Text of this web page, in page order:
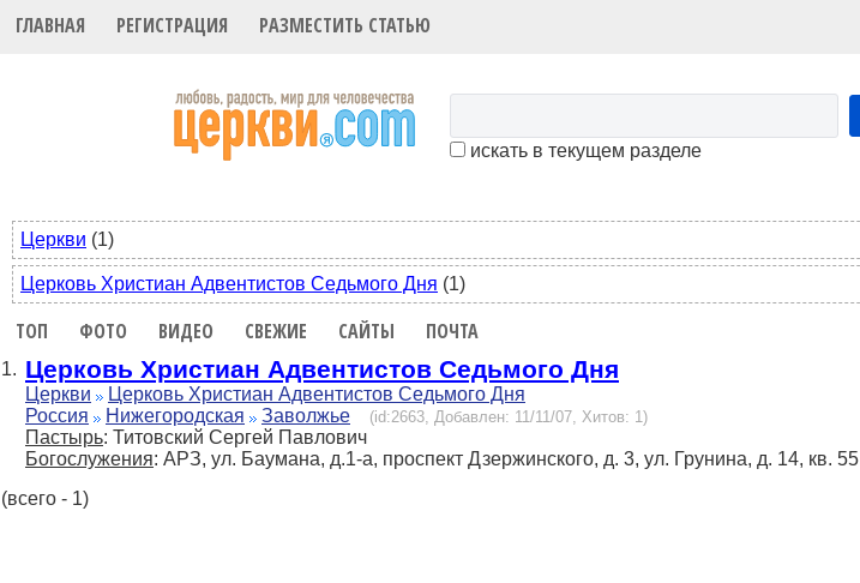
ГЛАВНАЯ РЕГИСТРАЦИЯ РАЗМЕСТИТЬ СТАТЬЮ
искать в текущем разделе
Церкви (1)
Церковь Христиан Адвентистов Седьмого Дня (1)
ТОП ФОТО ВИДЕО СВЕЖИЕ САЙТЫ ПОЧТА
1. Церковь Христиан Адвентистов Седьмого Дня
Церкви
Церковь Христиан Адвентистов Седьмого Дня
Россия
Нижегородская Заволжье (id:2663, Добавлен: 11/11/07, Хитов: 1)
Пастырь: Титовский Сергей Павлович
Богослужения: АРЗ, ул. Баумана, д.1-а, проспект Дзержинского, д. 3, ул. Грунина, д. 14, кв. 55
(всего - 1)